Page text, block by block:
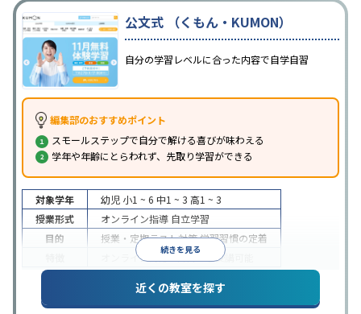
公文式 （くもん・KUMON）
自分の学習レベルに合った内容で自学自習
編集部のおすすめポイント
スモールステップで自分で解ける喜びが味わえる
学年や年齢にとらわれず、先取り学習ができる
続きを見る
対象学年 幼児 小1 ~ 6 中1 ~ 3 高1 ~ 3
授業形式
オンライン指導 自立学習
目的
授業・定期テスト対策学習習慣の定着
オンライン対応1科目から受講可能
近くの教室を探す